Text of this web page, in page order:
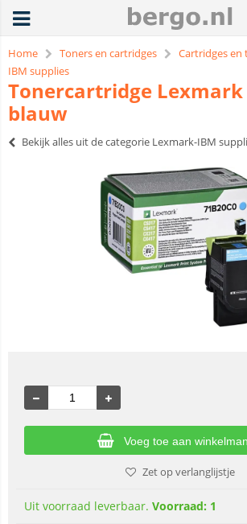
Home Toners en cartridges Cartridges en
IBM supplies
Tonercartridge Lexmark
blauw
Bekijk alles uit de categorie Lexmark-IBM
Voeg toe aan
Zet op verlanglijstje
Uit voorraad leverbaar. Voorraad: 1